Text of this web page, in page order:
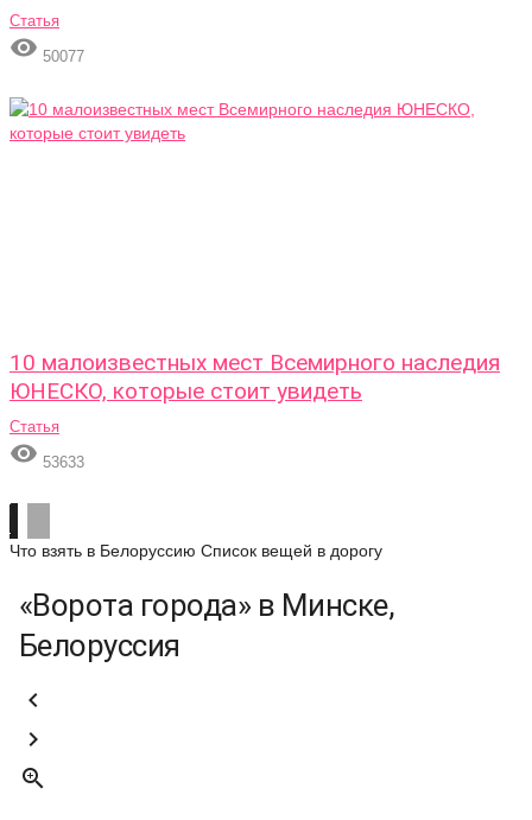
Статья
 50077
10 малоизвестных мест Всемирного наследия
ЮНЕСКО, которые стоит увидеть
Статья
 53633
Что взять в Белоруссию Список вещей в дорогу
«Ворота города» в Минске,
Белоруссия


